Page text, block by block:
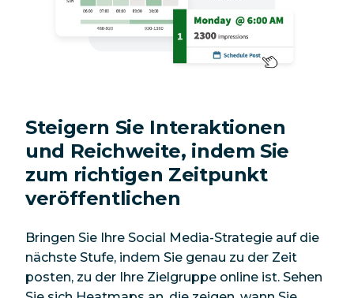
Steigern Sie Interaktionen
und Reichweite, indem Sie
zum richtigen Zeitpunkt
veröffentlichen
Bringen Sie Ihre Social Media-Strategie auf die
nächste Stufe, indem Sie genau zu der Zeit
posten, zu der Ihre Zielgruppe online ist. Sehen